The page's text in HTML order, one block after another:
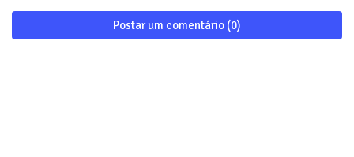
Postar um comentário (0)